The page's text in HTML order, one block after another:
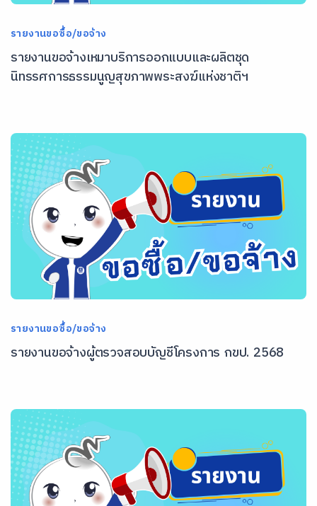
รายงานขอซื้อ/ขอจ้าง
รายงานขอจ้างเหมาบริการออกแบบและผลิตชุด
นิทรรศการธรรมนูญสุขภาพพระสงฆ์แห่งชาติฯ
รายงานขอซื้อ/ขอจ้าง
รายงานขอจ้างผู้ตรวจสอบบัญชีโครงการ กขป. 2568